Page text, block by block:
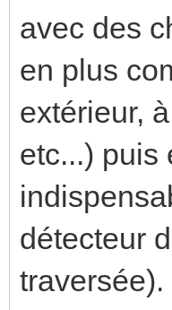
avec des
en plus
extérieur,
etc...) puis
détecteur